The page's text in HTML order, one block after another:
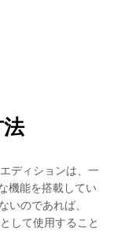
ディションは、一
機能を搭載してい
いのであれば、
して使用すること